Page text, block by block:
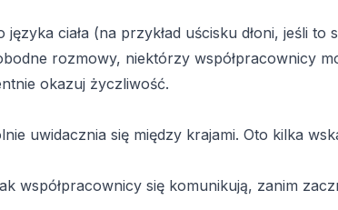
ciała (na przykład uścisku dłoni, jeśli to
rozmowy, niektórzy współpracownicy
okazuj życzliwość.
uwidacznia się między krajami. Oto kilka
współpracownicy się komunikują, zanim